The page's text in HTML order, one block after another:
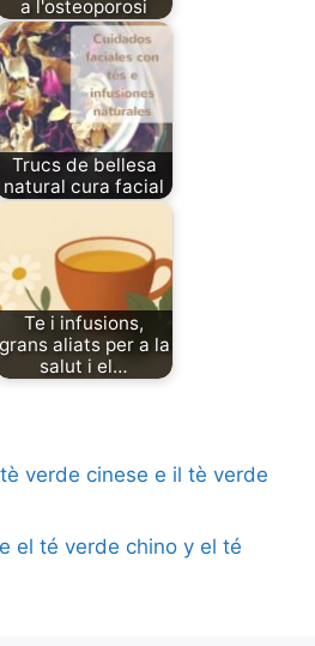
a l'osteoporosi
Trucs de bellesa
natural cura facial
Te i infusions,
grans aliats per a la
salut i el…
verde cinese e il tè verde
el té verde chino y el té